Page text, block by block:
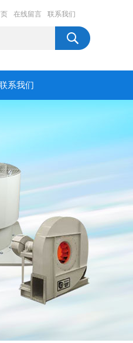
在线留言 联系我们
系我们